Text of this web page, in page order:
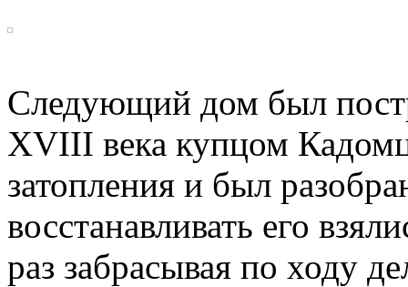
Следующий дом был
XVIII века купцом
затопления и был
восстанавливать его
раз забрасывая по ходу